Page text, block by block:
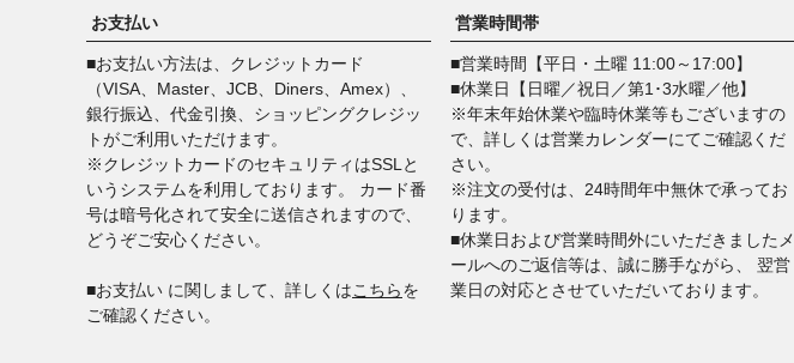
お支払い
■お支払い方法は、クレジットカード
（VISA、Master、JCB、Diners、Amex）、
銀行振込、代金引換、ショッピングクレジッ
トがご利用いただけます。
※クレジットカードのセキュリティはSSLと
いうシステムを利用しております。 カード番
号は暗号化されて安全に送信されますので、
どうぞご安心ください。
■​​​​​​​お支払い に関しまして、詳しくはこちらを
ご確認ください。
営業時間帯
■営業時間【平日・土曜 11:00～17:00】
■休業日【日曜／祝日／第1･3水曜／他】
※年末年始休業や臨時休業等もございますの
で、詳しくは営業カレンダーにてご確認くだ
さい。
※注文の受付は、24時間年中無休で承ってお
ります。
■休業日および営業時間外にいただきましたメ
ールへのご返信等は、誠に勝手ながら、 翌営
業日の対応とさせていただいております。